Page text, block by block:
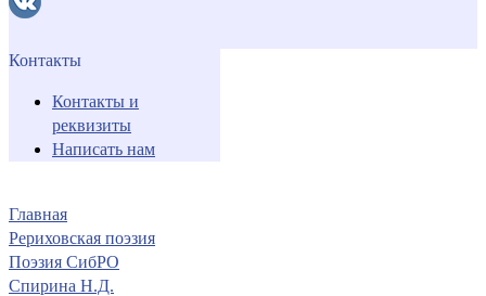
Контакты
Контакты и
реквизиты
Написать нам
Главная
Рериховская поэзия
Поэзия СибРО
Спирина Н.Д.